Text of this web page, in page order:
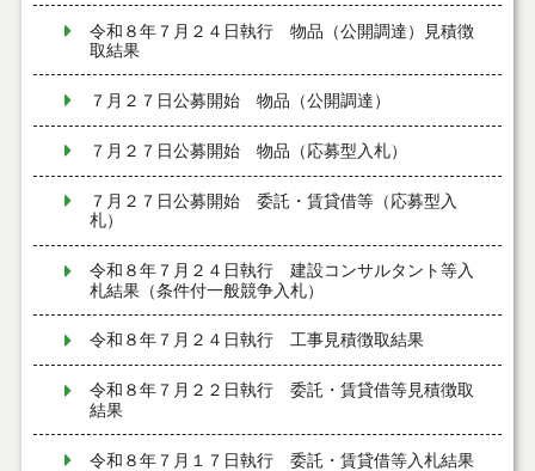
令和８年７月２４日執行 物品（公開調達）見積徴
取結果
７月２７日公募開始 物品（公開調達）
７月２７日公募開始 物品（応募型入札）
７月２７日公募開始 委託・賃貸借等（応募型入
札）
令和８年７月２４日執行 建設コンサルタント等入
札結果（条件付一般競争入札）
令和８年７月２４日執行 工事見積徴取結果
令和８年７月２２日執行 委託・賃貸借等見積徴取
結果
令和８年７月１７日執行 委託・賃貸借等入札結果